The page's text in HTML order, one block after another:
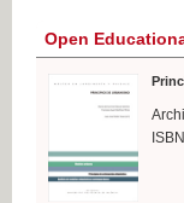
Open